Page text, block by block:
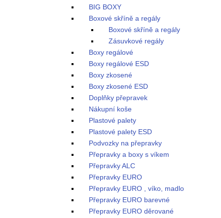
BIG BOXY
Boxové skříně a regály
Boxové skříně a regály
Zásuvkové regály
Boxy regálové
Boxy regálové ESD
Boxy zkosené
Boxy zkosené ESD
Doplňky přepravek
Nákupní koše
Plastové palety
Plastové palety ESD
Podvozky na přepravky
Přepravky a boxy s víkem
Přepravky ALC
Přepravky EURO
Přepravky EURO , víko, madlo
Přepravky EURO barevné
Přepravky EURO děrované